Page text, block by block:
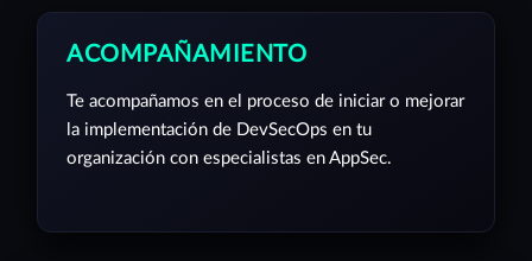
ACOMPAÑAMIENTO
Te acompañamos en el proceso de iniciar o mejorar
la implementación de DevSecOps en tu
organización con especialistas en AppSec.